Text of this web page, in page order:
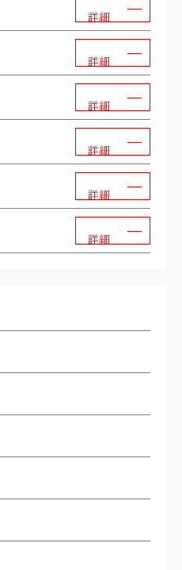
詳細
詳細
詳細
詳細
詳細
詳細